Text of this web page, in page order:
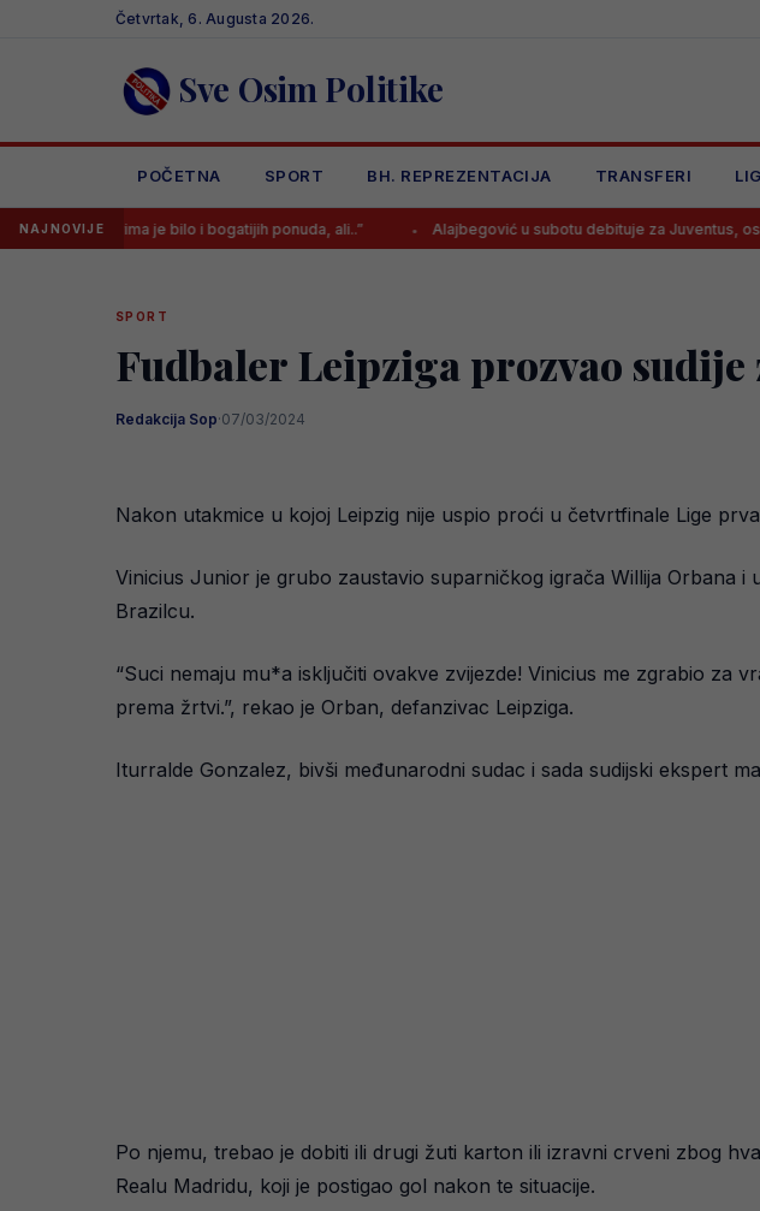
Četvrtak, 6. Augusta 2026.
Sve Osim Politike
POČETNA SPORT BH. REPREZENTACIJA TRANSFERI
NAJNOVIJE
Kerima je bilo i bogatijih ponuda, ali..” Alajbegović u subotu debituje za Juventus, osiguran TV
SPORT
Fudbaler Leipziga prozvao
Redakcija Sop·07/03/2024
Nakon utakmice u kojoj Leipzig nije uspio proći u četvrtfinale Lige
Vinicius Junior je grubo zaustavio suparničkog igrača Willija Orbana
Brazilcu.
“Suci nemaju mu*a isključiti ovakve zvijezde! Vinicius me zgrabio
prema žrtvi.”, rekao je Orban, defanzivac Leipziga.
Iturralde Gonzalez, bivši međunarodni sudac i sada sudijski ekspert
Po njemu, trebao je dobiti ili drugi žuti karton ili izravni crveni zbog
Realu Madridu, koji je postigao gol nakon te situacije.